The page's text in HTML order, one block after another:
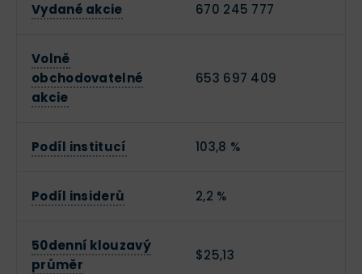
Vydané akcie 670 245 777
Volně
obchodovatelné
akcie
653 697 409
Podíl institucí 103,8 %
Podíl insiderů 2,2 %
50denní klouzavý
průměr
$25,13